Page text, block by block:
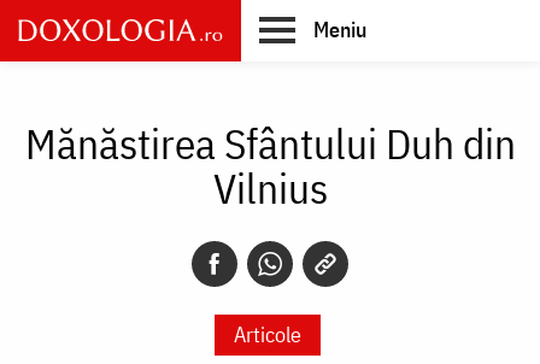
Skip
to
main
Meniu
Mănăstirea Sfântului Duh din
Vilnius
Articole